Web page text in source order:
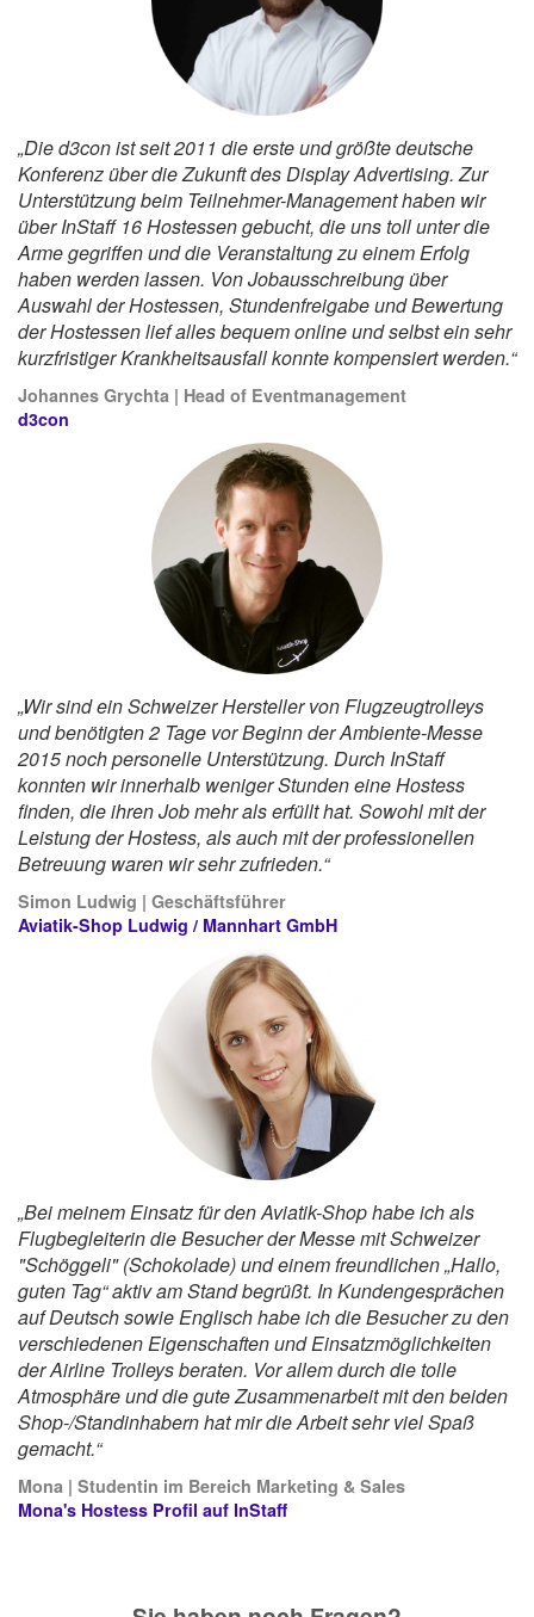
„Die d3con ist seit 2011 die erste und größte deutsche
Konferenz über die Zukunft des Display Advertising. Zur
Unterstützung beim Teilnehmer-Management haben wir
über InStaff 16 Hostessen gebucht, die uns toll unter die
Arme gegriffen und die Veranstaltung zu einem Erfolg
haben werden lassen. Von Jobausschreibung über
Auswahl der Hostessen, Stundenfreigabe und Bewertung
der Hostessen lief alles bequem online und selbst ein sehr
kurzfristiger Krankheitsausfall konnte kompensiert werden.“
Johannes Grychta | Head of Eventmanagement
d3con
„Wir sind ein Schweizer Hersteller von Flugzeugtrolleys
und benötigten 2 Tage vor Beginn der Ambiente-Messe
2015 noch personelle Unterstützung. Durch InStaff
konnten wir innerhalb weniger Stunden eine Hostess
finden, die ihren Job mehr als erfüllt hat. Sowohl mit der
Leistung der Hostess, als auch mit der professionellen
Betreuung waren wir sehr zufrieden.“
Simon Ludwig | Geschäftsführer
Aviatik-Shop Ludwig / Mannhart GmbH
„Bei meinem Einsatz für den Aviatik-Shop habe ich als
Flugbegleiterin die Besucher der Messe mit Schweizer
"Schöggeli" (Schokolade) und einem freundlichen „Hallo,
guten Tag“ aktiv am Stand begrüßt. In Kundengesprächen
auf Deutsch sowie Englisch habe ich die Besucher zu den
verschiedenen Eigenschaften und Einsatzmöglichkeiten
der Airline Trolleys beraten. Vor allem durch die tolle
Atmosphäre und die gute Zusammenarbeit mit den beiden
Shop-/Standinhabern hat mir die Arbeit sehr viel Spaß
gemacht.“
Mona | Studentin im Bereich Marketing & Sales
Mona's Hostess Profil auf InStaff